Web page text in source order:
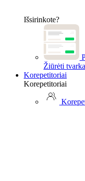
Išsirinkote?
Žiūrėti
Korepetitoriai
Korepetitoriai